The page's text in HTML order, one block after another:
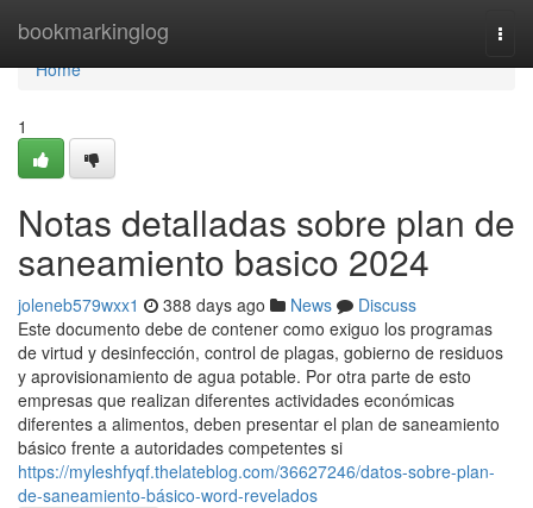
bookmarkinglog
Home
Home
1
Notas detalladas sobre plan de
saneamiento basico 2024
joleneb579wxx1 388 days ago News
Discuss
Este documento debe de contener como exiguo los programas
de virtud y desinfección, control de plagas, gobierno de residuos
y aprovisionamiento de agua potable. Por otra parte de esto
empresas que realizan diferentes actividades económicas
diferentes a alimentos, deben presentar el plan de saneamiento
básico frente a autoridades competentes si
https://myleshfyqf.thelateblog.com/36627246/datos-sobre-plan-
de-saneamiento-básico-word-revelados